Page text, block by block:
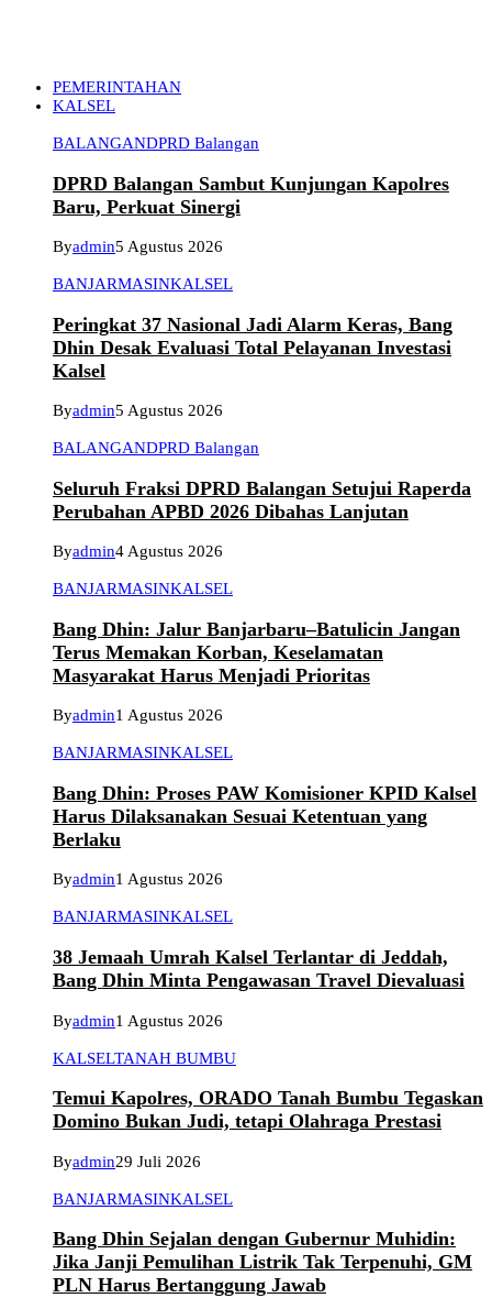
PEMERINTAHAN
KALSEL
BALANGANDPRD Balangan
DPRD Balangan Sambut Kunjungan Kapolres
Baru, Perkuat Sinergi
Byadmin5 Agustus 2026
BANJARMASINKALSEL
Peringkat 37 Nasional Jadi Alarm Keras, Bang
Dhin Desak Evaluasi Total Pelayanan Investasi
Kalsel
Byadmin5 Agustus 2026
BALANGANDPRD Balangan
Seluruh Fraksi DPRD Balangan Setujui Raperda
Perubahan APBD 2026 Dibahas Lanjutan
Byadmin4 Agustus 2026
BANJARMASINKALSEL
Bang Dhin: Jalur Banjarbaru–Batulicin Jangan
Terus Memakan Korban, Keselamatan
Masyarakat Harus Menjadi Prioritas
Byadmin1 Agustus 2026
BANJARMASINKALSEL
Bang Dhin: Proses PAW Komisioner KPID Kalsel
Harus Dilaksanakan Sesuai Ketentuan yang
Berlaku
Byadmin1 Agustus 2026
BANJARMASINKALSEL
38 Jemaah Umrah Kalsel Terlantar di Jeddah,
Bang Dhin Minta Pengawasan Travel Dievaluasi
Byadmin1 Agustus 2026
KALSELTANAH BUMBU
Temui Kapolres, ORADO Tanah Bumbu Tegaskan
Domino Bukan Judi, tetapi Olahraga Prestasi
Byadmin29 Juli 2026
BANJARMASINKALSEL
Bang Dhin Sejalan dengan Gubernur Muhidin:
Jika Janji Pemulihan Listrik Tak Terpenuhi, GM
PLN Harus Bertanggung Jawab